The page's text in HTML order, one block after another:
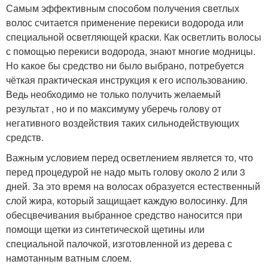
Самым эффективным способом получения светлых
волос считается применение перекиси водорода или
специальной осветляющей краски. Как осветлить волосы
с помощью перекиси водорода, знают многие модницы.
Но какое бы средство ни было выбрано, потребуется
чёткая практическая инструкция к его использованию.
Ведь необходимо не только получить желаемый
результат , но и по максимуму уберечь голову от
негативного воздействия таких сильнодействующих
средств.
Важным условием перед осветлением является то, что
перед процедурой не надо мыть голову около 2 или 3
дней. За это время на волосах образуется естественный
слой жира, который защищает каждую волосинку. Для
обесцвечивания выбранное средство наносится при
помощи щетки из синтетической щетины или
специальной палочкой, изготовленной из дерева с
намотанным ватным слоем.